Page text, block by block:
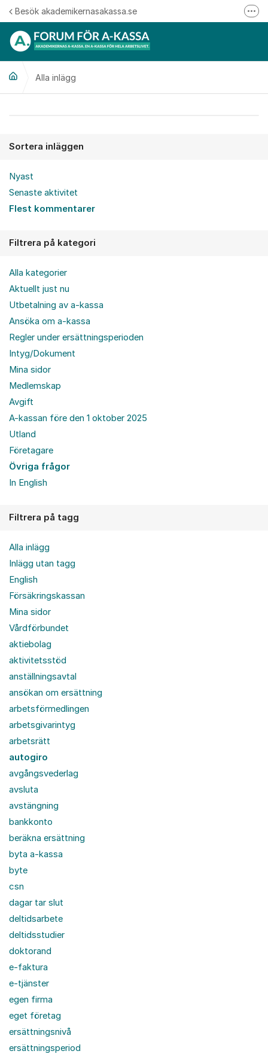
Hoppa till innehåll
Besök akademikernasakassa.se
Alla inlägg
Sortera inläggen
Nyast
Senaste aktivitet
Flest kommentarer
Filtrera på kategori
Alla kategorier
Aktuellt just nu
Utbetalning av a-kassa
Ansöka om a-kassa
Regler under ersättningsperioden
Intyg/Dokument
Mina sidor
Medlemskap
Avgift
A-kassan före den 1 oktober 2025
Utland
Företagare
Övriga frågor
In English
Filtrera på tagg
Alla inlägg
Inlägg utan tagg
English
Försäkringskassan
Mina sidor
Vårdförbundet
aktiebolag
aktivitetsstöd
anställningsavtal
ansökan om ersättning
arbetsförmedlingen
arbetsgivarintyg
arbetsrätt
autogiro
avgångsvederlag
avsluta
avstängning
bankkonto
beräkna ersättning
byta a-kassa
byte
csn
dagar tar slut
deltidsarbete
deltidsstudier
doktorand
e-faktura
e-tjänster
egen firma
eget företag
ersättningsnivå
ersättningsperiod